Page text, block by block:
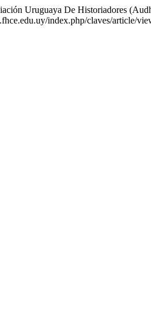
Uruguaya De Historiadores
index.php/claves/article/